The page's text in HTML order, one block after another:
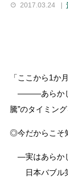
2017.03.24
「ここから1か
―――あらかじ
騰”のタイミング
◎今だからこそ
―実はあらか
日本バブル第